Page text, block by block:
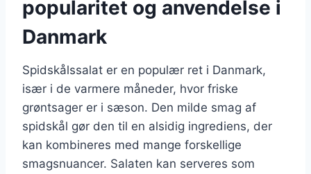
popularitet og anvendelse i
Danmark
Spidskålssalat er en populær ret i Danmark,
især i de varmere måneder, hvor friske
grøntsager er i sæson. Den milde smag af
spidskål gør den til en alsidig ingrediens, der
kan kombineres med mange forskellige
smagsnuancer. Salaten kan serveres som